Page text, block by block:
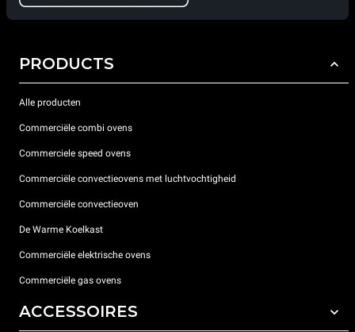
PRODUCTS
Alle producten
Commerciële combi ovens
Commerciele speed ovens
Commerciële convectieovens met luchtvochtigheid
Commerciële convectieoven
De Warme Koelkast
Commerciële elektrische ovens
Commerciële gas ovens
ACCESSOIRES